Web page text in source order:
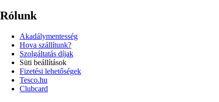
Rólunk
Akadálymentesség
Hova szállítunk?
Szolgáltatás díjak
Süti beállítások
Fizetési lehetőségek
Tesco.hu
Clubcard